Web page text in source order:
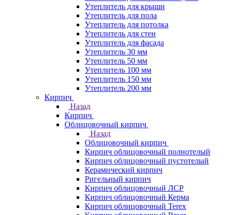
Утеплитель для крыши
Утеплитель для пола
Утеплитель для потолка
Утеплитель для стен
Утеплитель для фасада
Утеплитель 30 мм
Утеплитель 50 мм
Утеплитель 100 мм
Утеплитель 150 мм
Утеплитель 200 мм
Кирпич
Назад
Кирпич
Облицовочный кирпич
Назад
Облицовочный кирпич
Кирпич облицовочный полнотелый
Кирпич облицовочный пустотелый
Керамический кирпич
Ригельный кирпич
Кирпич облицовочный ЛСР
Кирпич облицовочный Керма
Кирпич облицовочный Terex